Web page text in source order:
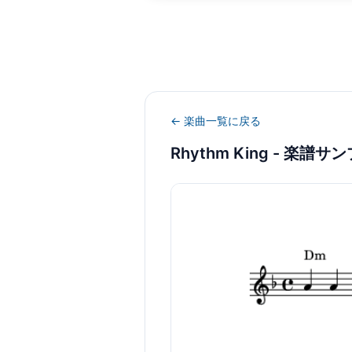
← 楽曲一覧に戻る
Rhythm King - 楽譜サン